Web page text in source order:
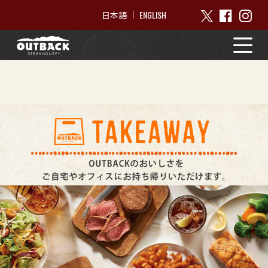
日本語 ENGLISH